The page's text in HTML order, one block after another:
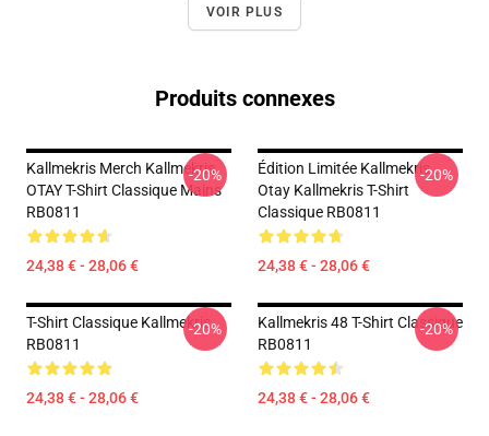
VOIR PLUS
Produits connexes
Kallmekris Merch Kallmekris
OTAY T-Shirt Classique Mains
RB0811
24,38 € - 28,06 €
-20%
Édition Limitée Kallmekris
Otay Kallmekris T-Shirt
Classique RB0811
24,38 € - 28,06 €
-20%
T-Shirt Classique Kallmekris
RB0811
24,38 € - 28,06 €
-20%
Kallmekris 48 T-Shirt Classique
RB0811
24,38 € - 28,06 €
-20%